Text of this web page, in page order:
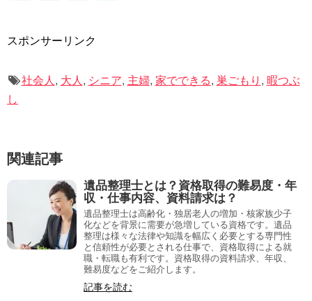
スポンサーリンク
社会人 , 大人 , シニア, 主婦, 家でできる, 巣ごもり , 暇つぶ
し
関連記事
遺品整理士とは？資格取得の難易度・年
収・仕事内容、資料請求は？
遺品整理士は高齢化・独居老人の増加・核家族少子
化などを背景に需要が急増している資格です。遺品
整理は様々な法律や知識を幅広く必要とする専門性
と信頼性が必要とされる仕事で、資格取得による就
職・転職も有利です。資格取得の資料請求、年収、
難易度などをご紹介します。
記事を読む